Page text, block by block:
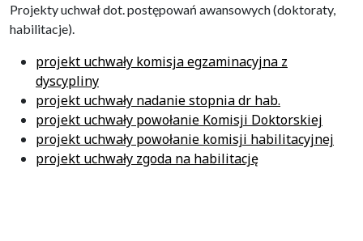
Projekty uchwał dot. postępowań awansowych (doktoraty,
habilitacje).
projekt uchwały komisja egzaminacyjna z
dyscypliny
projekt uchwały nadanie stopnia dr hab.
projekt uchwały powołanie Komisji Doktorskiej
projekt uchwały powołanie komisji habilitacyjnej
projekt uchwały zgoda na habilitację